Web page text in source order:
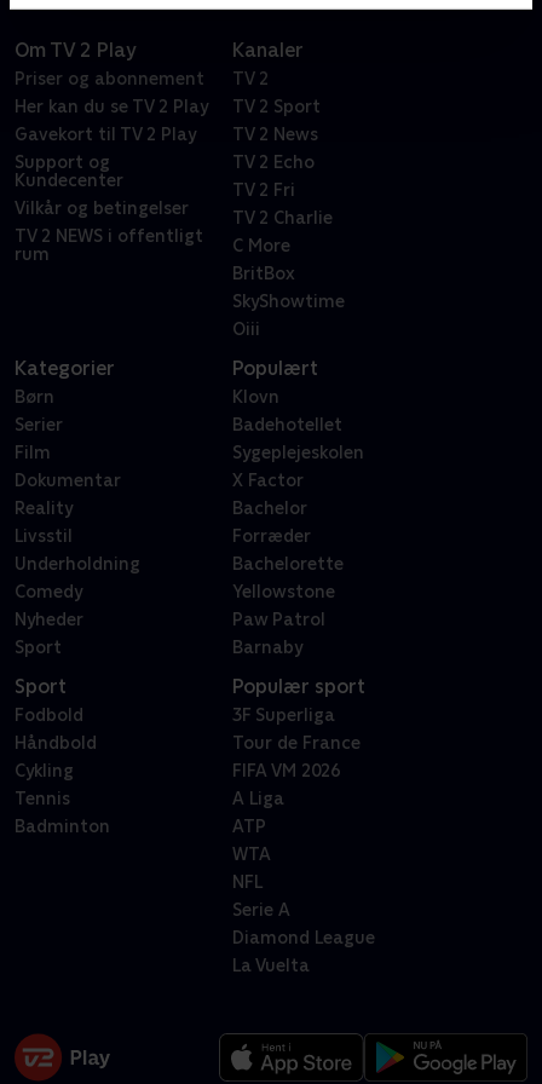
Om TV 2 Play
Priser og abonnement
Her kan du se TV 2 Play
Gavekort til TV 2 Play
Support og
Kundecenter
Vilkår og betingelser
TV 2 NEWS i offentligt
rum
Kanaler
TV 2
TV 2 Sport
TV 2 News
TV 2 Echo
TV 2 Fri
TV 2 Charlie
C More
BritBox
SkyShowtime
Oiii
Kategorier
Børn
Serier
Film
Dokumentar
Reality
Livsstil
Underholdning
Comedy
Nyheder
Sport
Populært
Klovn
Badehotellet
Sygeplejeskolen
X Factor
Bachelor
Forræder
Bachelorette
Yellowstone
Paw Patrol
Barnaby
Sport
Fodbold
Håndbold
Cykling
Tennis
Badminton
Populær sport
3F Superliga
Tour de France
FIFA VM 2026
A Liga
ATP
WTA
NFL
Serie A
Diamond League
La Vuelta